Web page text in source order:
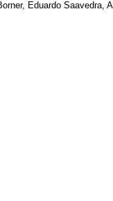
Eduardo Saavedra,